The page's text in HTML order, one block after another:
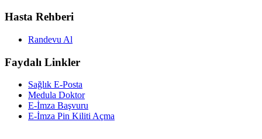
Hasta Rehberi
Randevu Al
Faydalı Linkler
Sağlık E-Posta
Medula Doktor
E-İmza Başvuru
E-İmza Pin Kiliti Açma